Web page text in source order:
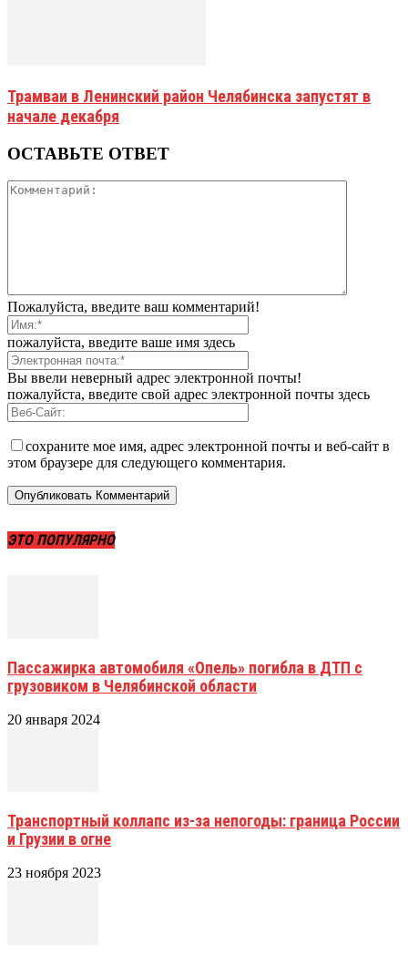
Трамваи в Ленинский район Челябинска запустят в
начале декабря
ОСТАВЬТЕ ОТВЕТ
Пожалуйста, введите ваш комментарий!
пожалуйста, введите ваше имя здесь
Вы ввели неверный адрес электронной почты!
пожалуйста, введите свой адрес электронной почты здесь
сохраните мое имя, адрес электронной почты и веб-сайт в
этом браузере для следующего комментария.
ЭТО ПОПУЛЯРНО
Пассажирка автомобиля «Опель» погибла в ДТП с
грузовиком в Челябинской области
20 января 2024
Транспортный коллапс из-за непогоды: граница России
и Грузии в огне
23 ноября 2023